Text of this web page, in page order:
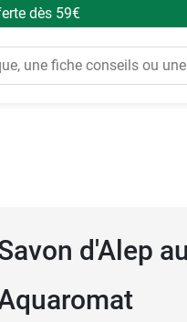
dès 59€
d'Alep